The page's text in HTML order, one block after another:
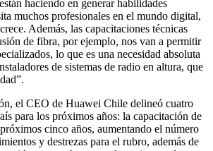
haciendo en generar habilidades
muchos profesionales en el mundo digital,
Además, las capacitaciones técnicas
de fibra, por ejemplo, nos van a permitir
lo que es una necesidad absoluta
de sistemas de radio en altura, que
el CEO de Huawei Chile delineó cuatro
para los próximos años: la capacitación de
cinco años, aumentando el número
y destrezas para el rubro, además de